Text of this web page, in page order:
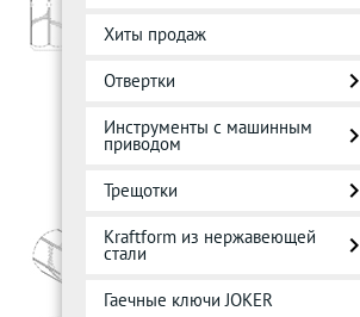
Хиты продаж
Отвертки
Инструменты с машинным
приводом
Трещотки
Kraftform из нержавеющей
стали
Гаечные ключи JOKER